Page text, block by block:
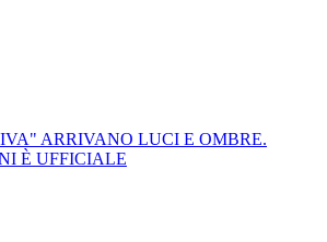
ARRIVANO LUCI E OMBRE.
È UFFICIALE